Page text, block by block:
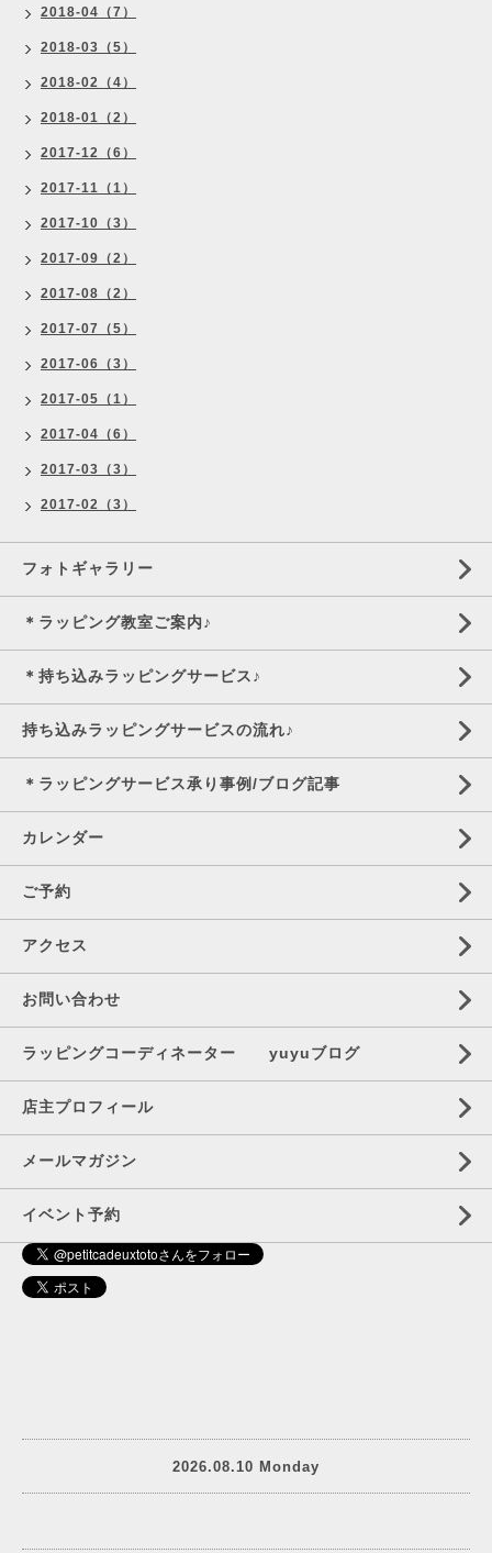
2018-04（7）
2018-03（5）
2018-02（4）
2018-01（2）
2017-12（6）
2017-11（1）
2017-10（3）
2017-09（2）
2017-08（2）
2017-07（5）
2017-06（3）
2017-05（1）
2017-04（6）
2017-03（3）
2017-02（3）
フォトギャラリー
＊ラッピング教室ご案内♪
＊持ち込みラッピングサービス♪
持ち込みラッピングサービスの流れ♪
＊ラッピングサービス承り事例/ブログ記事
カレンダー
ご予約
アクセス
お問い合わせ
ラッピングコーディネーター yuyuブログ
店主プロフィール
メールマガジン
イベント予約
2026.08.10 Monday